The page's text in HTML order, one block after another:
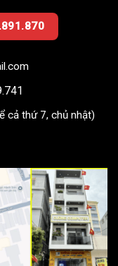
cả thứ 7, chủ nhật)